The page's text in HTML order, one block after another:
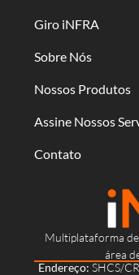
Multiplataforma
área
Endereço: SHCS/
Giro iNFRA
Sobre Nós
Nossos Produtos
Assine Nossos
Contato